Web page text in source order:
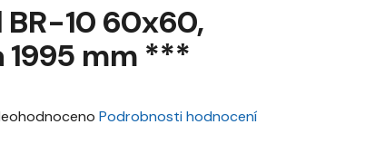
BR-10 60x60,
1995 mm ***
Podrobnosti hodnocení